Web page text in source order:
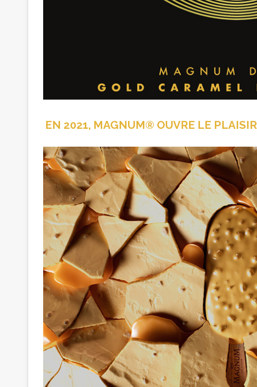
EN 2021, MAGNUM® OUVRE LE PLAISIR